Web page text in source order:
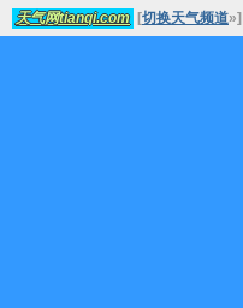
天气网tianqi.com [切换天气频道»]